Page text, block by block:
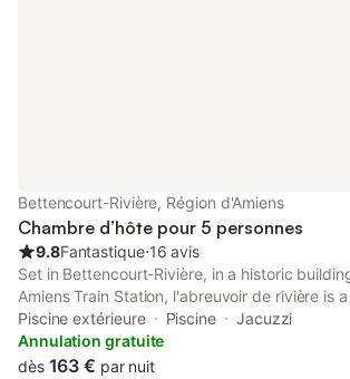
Bettencourt-Rivière, Région d'Amiens
Chambre d’hôte pour 5 personnes
9.8Fantastique⋅16 avis
Set in Bettencourt-Rivière, in a historic
Amiens Train Station, l'abreuvoir de rivière is
breakfast with a seasonal outdoor swimming
bikes.
Piscine extérieure Piscine
Jacuzzi
Annulation gratuite
dès 163 € par nuit